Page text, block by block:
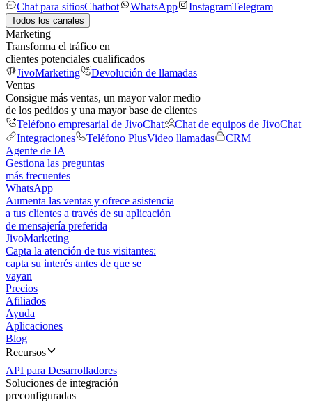
Chat para sitiosChatbot WhatsApp InstagramTelegram
Todos los canales
Marketing
Transforma el tráfico en
clientes potenciales cualificados
JivoMarketing
Devolución de llamadas
Ventas
Consigue más ventas, un mayor valor medio
de los pedidos y una mayor base de clientes
Teléfono empresarial de JivoChat
Chat de equipos de JivoChat
Integraciones
Teléfono PlusVideo llamadas
CRM
Agente de IA
Gestiona las preguntas
más frecuentes
WhatsApp
Aumenta las ventas y ofrece asistencia
a tus clientes a través de su aplicación
de mensajería preferida
JivoMarketing
Capta la atención de tus visitantes:
capta su interés antes de que se
vayan
Precios
Afiliados
Ayuda
Aplicaciones
Blog
Recursos
API para Desarrolladores
Soluciones de integración
preconfiguradas